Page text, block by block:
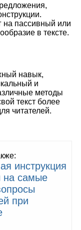
на пассивный или
в тексте.
навык,
и
методы
текст более
читателей.
инструкция
на самые
при